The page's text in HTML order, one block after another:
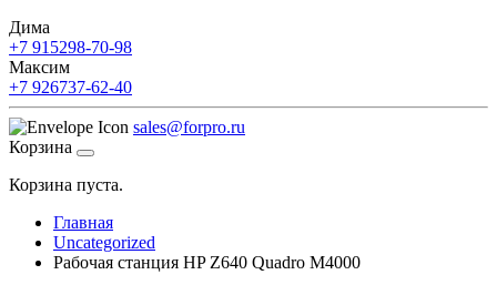
Дима
+7 915298-70-98
Максим
+7 926737-62-40
sales@forpro.ru
Корзина
Корзина пуста.
Главная
Uncategorized
Рабочая станция HP Z640 Quadro M4000